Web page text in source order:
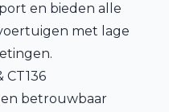
en bieden alle
met lage
CT136
betrouwbaar